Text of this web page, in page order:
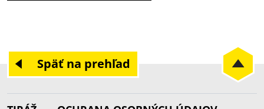
Späť na prehľad